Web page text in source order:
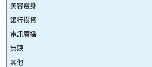
37046088
37046096
美容瘦身
銀行投資
電訊廣播
無聽
其他